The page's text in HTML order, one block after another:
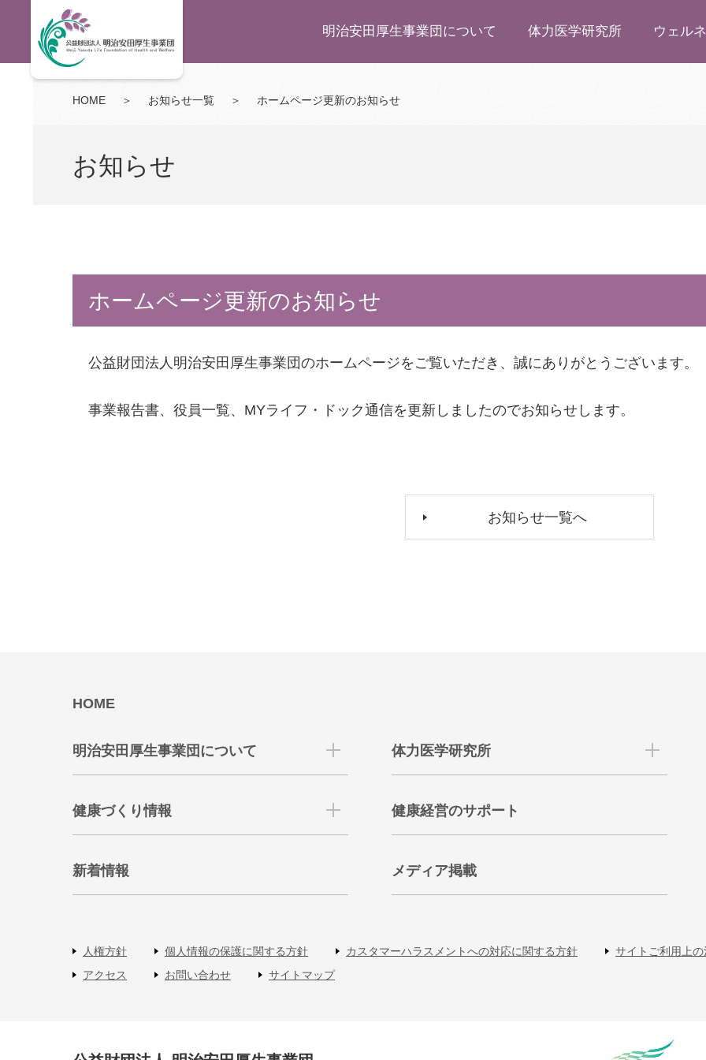
明治安田厚生事業団について 体力医学研究所 ウェル
HOME ＞ お知らせ一覧 ＞ ホームページ更新のお知らせ
お知らせ
ホームページ更新のお知らせ
公益財団法人明治安田厚生事業団のホームページをご覧いただき、誠にありがとうございます。
事業報告書、役員一覧、MYライフ・ドック通信を更新しましたのでお知らせします。
お知らせ一覧へ
HOME
明治安田厚生事業団について 体力医学研究所
健康づくり情報 健康経営のサポート
新着情報 メディア掲載
人権方針 個人情報の保護に関する方針 カスタマーハラスメントへの対応に関する方針
サイトご利用上の
アクセス
お問い合わせ サイトマップ